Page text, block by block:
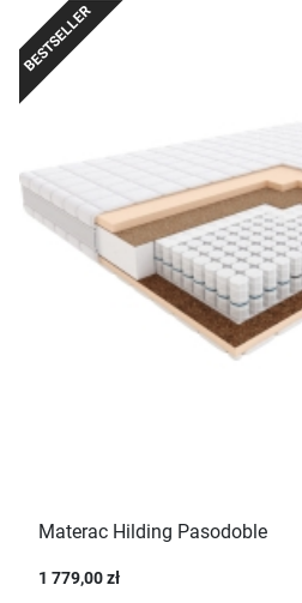
BESTSELLER
Materac Hilding Pasodoble
1 779,00 zł